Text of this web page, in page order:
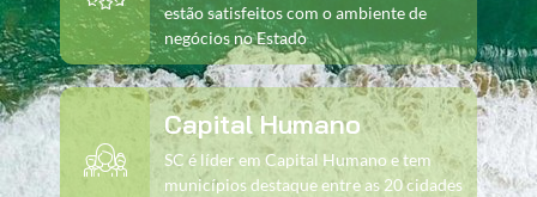
estão satisfeitos com o ambiente de
negócios no Estado
Capital Humano
SC é líder em Capital Humano e tem
municípios destaque entre as 20 cidades